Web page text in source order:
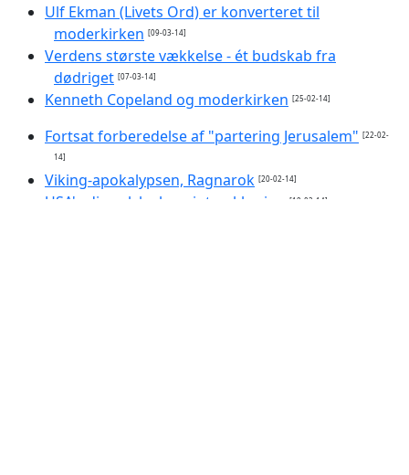
Ulf Ekman (Livets Ord) er konverteret til
moderkirken [09-03-14]
Verdens største vækkelse - ét budskab fra
dødriget [07-03-14]
Kenneth Copeland og moderkirken [25-02-14]
Fortsat forberedelse af "partering Jerusalem" [22-02-
14]
Viking-apokalypsen, Ragnarok [20-02-14]
USA's djævelske hensigtserklæring [19-02-14]